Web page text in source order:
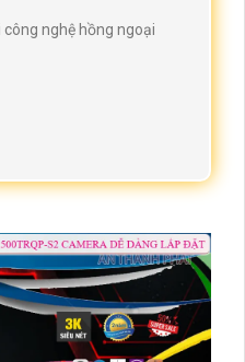
nghệ hồng ngoại